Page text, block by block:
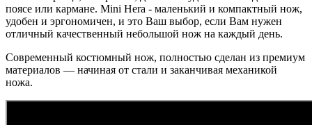
поясе или кармане. Mini Hera - маленький и компактный нож,
удобен и эргономичен, и это Ваш выбор, если Вам нужен
отличный качественный небольшой нож на каждый день.
Современный костюмный нож, полностью сделан из премиум
материалов — начиная от стали и заканчивая механикой
ножа.